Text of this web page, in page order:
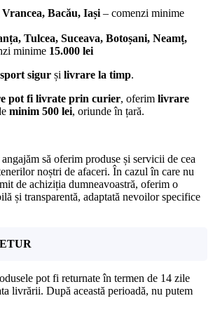
Bacău, Iași – comenzi minime
Tulcea, Suceava, Botoșani, Neamț,
minime 15.000 lei
sigur și livrare la timp.
pot fi livrate prin curier, oferim livrare
minim 500 lei, oriunde în țară.
să oferim produse și servicii de cea
noștri de afaceri. În cazul în care nu
de achiziția dumneavoastră, oferim o
și transparentă, adaptată nevoilor specifice
pot fi returnate în termen de 14 zile
livrării. După această perioadă, nu putem